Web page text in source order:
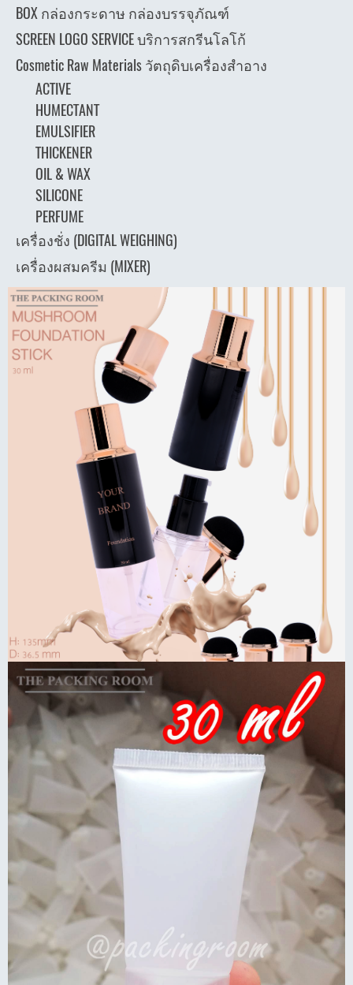
BOX กล่องกระดาษ กล่องบรรจุภัณฑ์
SCREEN LOGO SERVICE บริการสกรีนโลโก้
Cosmetic Raw Materials วัตถุดิบเครื่องสำอาง
ACTIVE
HUMECTANT
EMULSIFIER
THICKENER
OIL & WAX
SILICONE
PERFUME
เครื่องชั่ง (DIGITAL WEIGHING)
เครื่องผสมครีม (MIXER)